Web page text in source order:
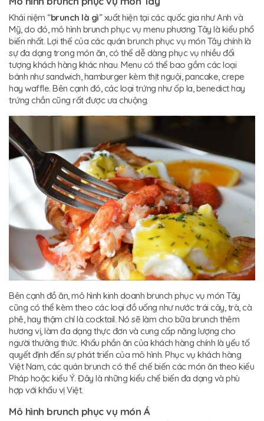
Khái niệm “brunch là gì” xuất hiện tại các quốc gia như Anh và
Mỹ, do đó, mô hình brunch phục vụ menu phương Tây là kiểu phổ
biến nhất. Lợi thế của các quán brunch phục vụ món Tây chính là
sự đa dạng trong món ăn, có thể dễ dàng phục vụ nhiều đối
tượng khách hàng khác nhau. Menu có thể bao gồm các loại
bánh như sandwich, hamburger kèm thịt nguội, pancake, crepe
hay waffle. Bên cạnh đó, các loại trứng như ốp la, benedict hay
trứng chần cũng rất được ưa chuộng.
Bên cạnh đồ ăn, mô hình kinh doanh brunch phục vụ món Tây
cũng có thể kèm theo các loại đồ uống như nước trái cây, trà, cà
phê, hay thậm chí là cocktail. Nó sẽ làm cho bữa brunch thêm
hương vị, làm đa dạng thực đơn và cung cấp năng lượng cho
người thưởng thức. Khẩu phần ăn của khách hàng chính là yếu tố
quyết định đến sự phát triển của mô hình. Phục vụ khách hàng
Việt Nam, các quán brunch có thể chế biến các món ăn theo kiểu
Pháp hoặc kiểu Ý. Đây là những kiểu chế biến đa dạng và phù
hợp với khẩu vị Việt.
Mô hình brunch phục vụ món Á